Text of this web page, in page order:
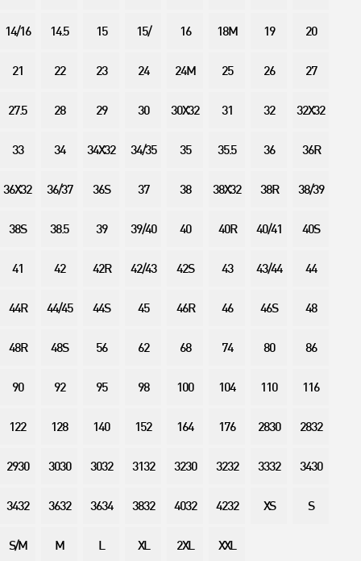
14/16 14.5 15 15/ 16 18M 19 20
21 22 23 24 24M 25 26 27
27.5 28 29 30 30X32 31 32 32X32
33 34 34X32 34/35 35 35.5 36 36R
36X32 36/37 36S 37 38 38X32 38R 38/39
38S 38.5 39 39/40 40 40R 40/41 40S
41 42 42R 42/43 42S 43 43/44 44
44R 44/45 44S 45 46R 46 46S 48
48R 48S 56 62 68 74 80 86
90 92 95 98 100 104 110 116
122 128 140 152 164 176 2830 2832
2930 3030 3032 3132 3230 3232 3332 3430
3432 3632 3634 3832 4032 4232 XS S
S/M M L XL 2XL XXL